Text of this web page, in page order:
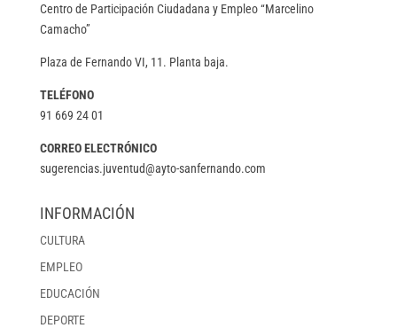
Centro de Participación Ciudadana y Empleo “Marcelino
Camacho”
Plaza de Fernando VI, 11. Planta baja.
TELÉFONO
91 669 24 01
CORREO ELECTRÓNICO
sugerencias.juventud@ayto-sanfernando.com
INFORMACIÓN
CULTURA
EMPLEO
EDUCACIÓN
DEPORTE